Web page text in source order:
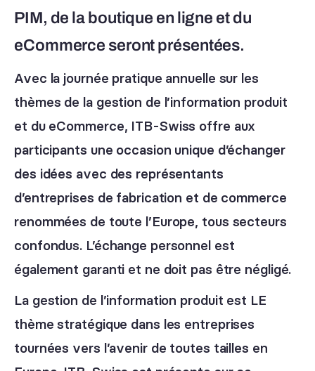
PIM, de la boutique en ligne et du
eCommerce seront présentées.
Avec la journée pratique annuelle sur les
thèmes de la gestion de l’information produit
et du eCommerce, ITB-Swiss offre aux
participants une occasion unique d’échanger
des idées avec des représentants
d’entreprises de fabrication et de commerce
renommées de toute l’Europe, tous secteurs
confondus. L’échange personnel est
également garanti et ne doit pas être négligé.
La gestion de l’information produit est LE
thème stratégique dans les entreprises
tournées vers l’avenir de toutes tailles en